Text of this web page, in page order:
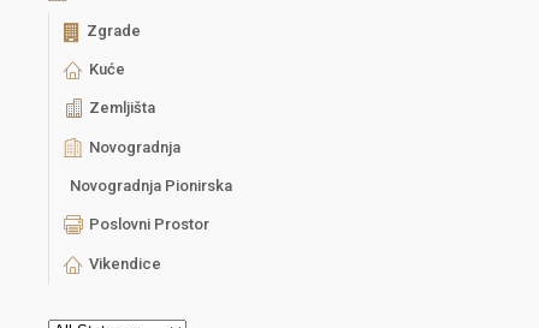
Zgrade
Kuće
Zemljišta
Novogradnja
Novogradnja Pionirska
Poslovni Prostor
Vikendice